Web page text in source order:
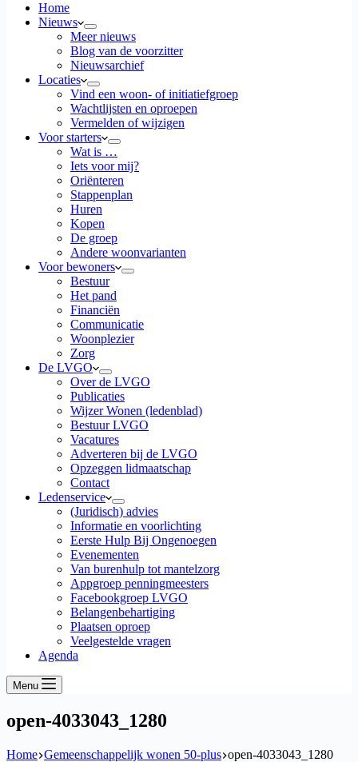
Home
Nieuws
Meer nieuws
Blog van de voorzitter
Nieuwsarchief
Locaties
Vind een woon- of initiatiefgroep
Wachtlijsten en oproepen
Vermelden of wijzigen
Voor starters
Wat is …
Iets voor mij?
Oriënteren
Stappenplan
Huren
Kopen
De groep
Andere woonvarianten
Voor bewoners
Bestuur
Het pand
Financiën
Communicatie
Woonplezier
Zorg
De LVGO
Over de LVGO
Publicaties
Wijzer Wonen (ledenblad)
Bestuur LVGO
Vacatures
Adverteren bij de LVGO
Opzeggen lidmaatschap
Contact
Ledenservice
(Juridisch) advies
Informatie en voorlichting
Eerste Hulp Bij Ongenoegen
Evenementen
Van burenhulp tot mantelzorg
Appgroep penningmeesters
Facebookgroep LVGO
Belangenbehartiging
Plaatsen oproep
Veelgestelde vragen
Agenda
Menu
open-4033043_1280
Home Gemeenschappelijk wonen 50-plus open-4033043_1280